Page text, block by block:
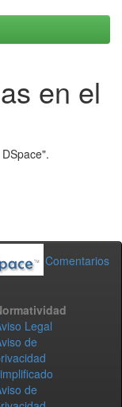
en el
Comentarios
Legal
de
de